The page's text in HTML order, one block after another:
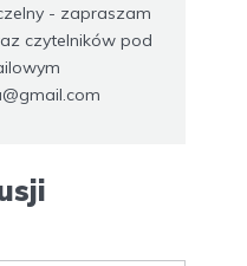
- zapraszam
czytelników pod